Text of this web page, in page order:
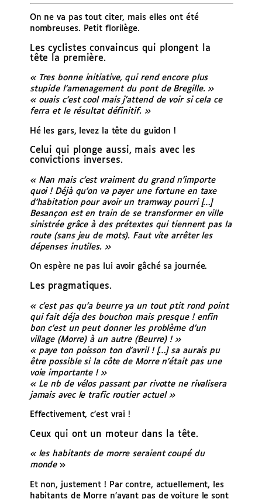
On ne va pas tout citer, mais elles ont été
nombreuses. Petit florilège.
Les cyclistes convaincus qui plongent la
tête la première.
« Tres bonne initiative, qui rend encore plus
stupide l’amenagement du pont de Bregille. »
« ouais c’est cool mais j’attend de voir si cela ce
ferra et le résultat définitif. »
Hé les gars, levez la tête du guidon !
Celui qui plonge aussi, mais avec les
convictions inverses.
« Nan mais c’est vraiment du grand n’importe
quoi ! Déjà qu’on va payer une fortune en taxe
d’habitation pour avoir un tramway pourri […]
Besançon est en train de se transformer en ville
sinistrée grâce à des prétextes qui tiennent pas la
route (sans jeu de mots). Faut vite arrêter les
dépenses inutiles. »
On espère ne pas lui avoir gâché sa journée.
Les pragmatiques.
« c’est pas qu’a beurre ya un tout ptit rond point
qui fait déja des bouchon mais presque ! enfin
bon c’est un peut donner les problème d’un
village (Morre) à un autre (Beurre) !»
« paye ton poisson ton d’avril ! […] sa aurais pu
être possible si la côte de Morre n’était pas une
voie importante ! »
« Le nb de vélos passant par rivotte ne rivalisera
jamais avec le trafic routier actuel »
Effectivement, c’est vrai !
Ceux qui ont un moteur dans la tête.
« les habitants de morre seraient coupé du
monde»
Et non, justement ! Par contre, actuellement, les
habitants de Morre n’ayant pas de voiture le sont